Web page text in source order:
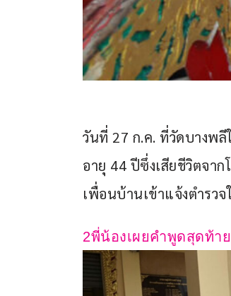
วันที่ 27 ก.ค. ที่วัดบางพ
อายุ 44 ปีซึ่งเสียชีวิตจา
เพื่อนบ้านเข้าแจ้งตำรว
2พี่น้องเผยคำพูดสุดท้า